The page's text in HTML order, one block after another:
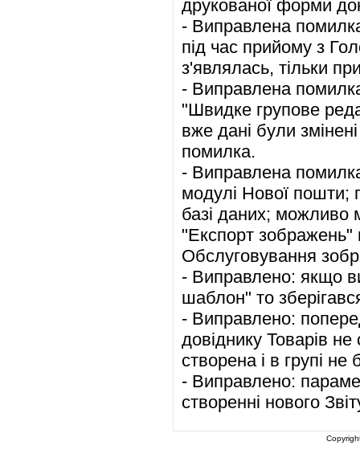
друкованої форми
- Виправлена
під час прийому з
з'являлась, тільки
- Виправлена
"Швидке групове
вже дані були
помилка.
- Виправлена
модулі Нової пошти;
базі даних; можливо
"Експорт
Обслуговування
- Виправлено: якщо
шаблон" то
- Виправлено:
довіднику Товарів
створена і в групі не
- Виправлено:
створенні нового